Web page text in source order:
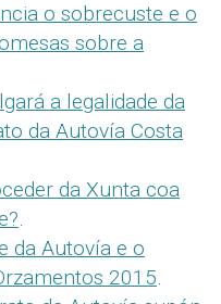
o sobrecuste e o
sobre a
a legalidade da
da Autovía Costa
da Xunta coa
.
da Autovía e o
2015.